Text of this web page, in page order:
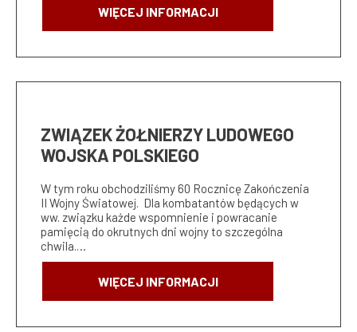
WIĘCEJ INFORMACJI
ZWIĄZEK ŻOŁNIERZY LUDOWEGO
WOJSKA POLSKIEGO
W tym roku obchodziliśmy 60 Rocznicę Zakończenia
II Wojny Światowej. Dla kombatantów będących w
ww. związku każde wspomnienie i powracanie
pamięcią do okrutnych dni wojny to szczególna
chwila.…
WIĘCEJ INFORMACJI